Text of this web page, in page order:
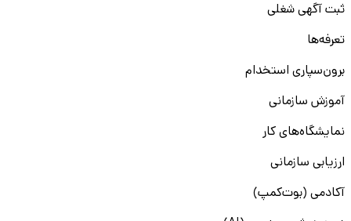
ثبت آگهی شغلی
تعرفه‌ها
برون‌سپاری استخدام
آموزش سازمانی
نمایشگاه‌های کار
ارزیابی سازمانی
آکادمی (بوت‌کمپ)